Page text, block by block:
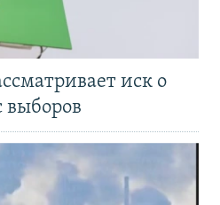
иск о
выборов